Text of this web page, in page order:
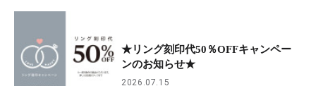
★リング刻印代50％OFFキャンペー
ンのお知らせ★
2026.07.15